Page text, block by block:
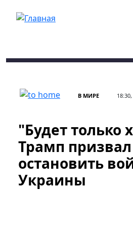
В МИРЕ
"Будет только
Трамп
остановить
Украины